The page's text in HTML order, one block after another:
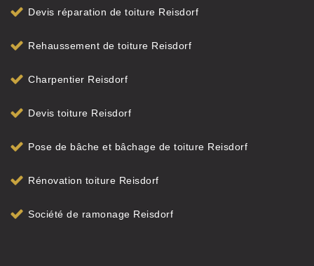
Devis réparation de toiture Reisdorf
Rehaussement de toiture Reisdorf
Charpentier Reisdorf
Devis toiture Reisdorf
Pose de bâche et bâchage de toiture Reisdorf
Rénovation toiture Reisdorf
Société de ramonage Reisdorf